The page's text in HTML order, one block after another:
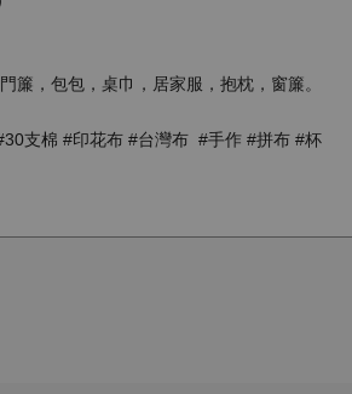
簾，包包，桌巾，居家服，抱枕，窗簾。
支棉 #印花布 #台灣布  #手作 #拼布 #杯